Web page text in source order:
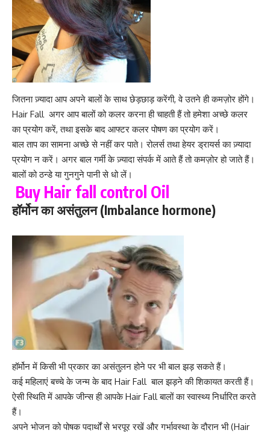
जितना ज़्यादा आप अपने बालों के साथ छेड़छाड़ करेंगी, वे उतने ही कमज़ोर होंगे।
Hair Fall अगर आप बालों को कलर करना ही चाहती हैं तो हमेशा अच्छे कलर
का प्रयोग करें, तथा इसके बाद आफ्टर कलर पोषण का प्रयोग करें।
बाल ताप का सामना अच्छे से नहीं कर पाते। रोलर्स तथा हेयर ड्रायर्स का ज़्यादा
प्रयोग न करें। अगर बाल गर्मी के ज़्यादा संपर्क में आते हैं तो कमज़ोर हो जाते हैं।
बालों को ठन्डे या गुनगुने पानी से धो लें।
Buy Hair fall control Oil
हॉर्मोन का असंतुलन (Imbalance hormone)
हॉर्मोन में किसी भी प्रकार का असंतुलन होने पर भी बाल झड़ सकते हैं।
कई महिलाएं बच्चे के जन्म के बाद Hair Fall बाल झड़ने की शिकायत करती हैं।
ऐसी स्थिति में आपके जीन्स ही आपके Hair Fall बालों का स्वास्थ्य निर्धारित करते
हैं।
अपने भोजन को पोषक पदार्थों से भरपूर रखें और गर्भावस्था के दौरान भी (Hair